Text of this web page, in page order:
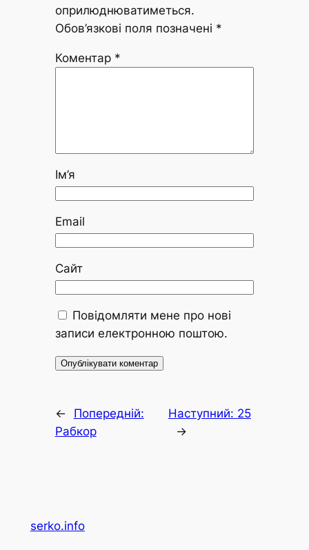
оприлюднюватиметься.
Обов’язкові поля позначені *
Коментар *
Ім’я
Email
Сайт
Повідомляти мене про нові
записи електронною поштою.
←
Попередній:
Рабкор
Наступний: 25
→
serko.info